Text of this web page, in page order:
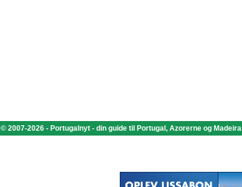
© 2007-2026 - Portugalnyt - din guide til Portugal, Azorerne og Madeira